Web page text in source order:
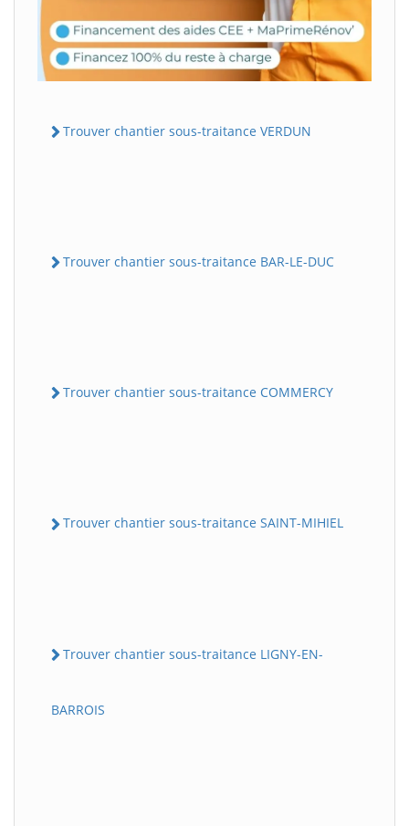
Trouver chantier sous-traitance VERDUN
Trouver chantier sous-traitance BAR-LE-DUC
Trouver chantier sous-traitance COMMERCY
Trouver chantier sous-traitance SAINT-MIHIEL
Trouver chantier sous-traitance LIGNY-EN-
BARROIS